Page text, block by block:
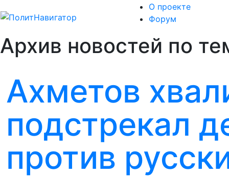
О проекте
Форум
Архив новостей по
Ахметов
подстрекал
против